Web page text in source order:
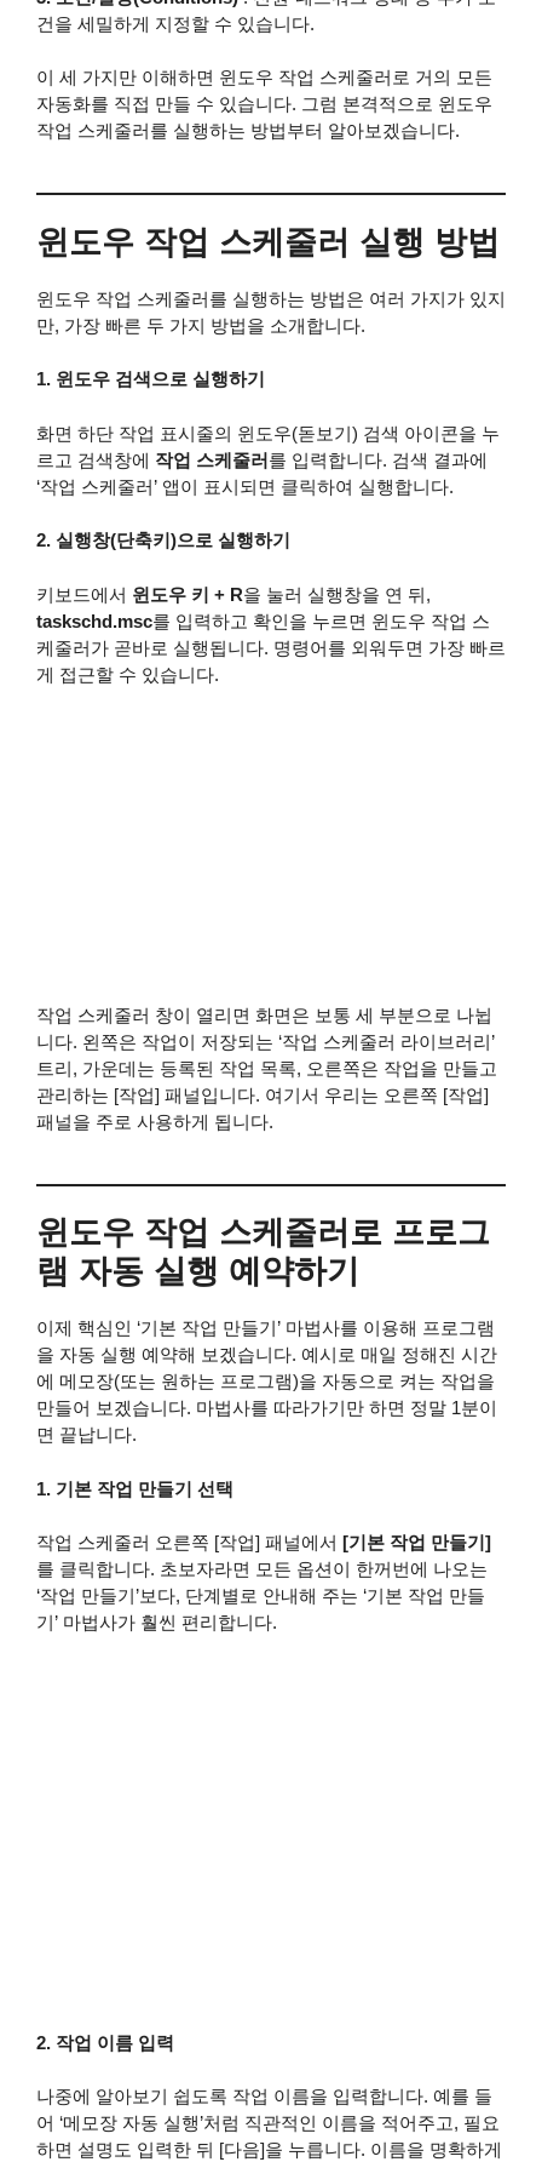
건을 세밀하게 지정할 수 있습니다.
이 세 가지만 이해하면 윈도우 작업 스케줄러로 거의 모든
자동화를 직접 만들 수 있습니다. 그럼 본격적으로 윈도우
작업 스케줄러를 실행하는 방법부터 알아보겠습니다.
윈도우 작업 스케줄러 실행 방법
윈도우 작업 스케줄러를 실행하는 방법은 여러 가지가 있지
만, 가장 빠른 두 가지 방법을 소개합니다.
1. 윈도우 검색으로 실행하기
화면 하단 작업 표시줄의 윈도우(돋보기) 검색 아이콘을 누
르고 검색창에 작업 스케줄러를 입력합니다. 검색 결과에
‘작업 스케줄러’ 앱이 표시되면 클릭하여 실행합니다.
2. 실행창(단축키)으로 실행하기
키보드에서 윈도우 키 + R을 눌러 실행창을 연 뒤,
taskschd.msc를 입력하고 확인을 누르면 윈도우 작업 스
케줄러가 곧바로 실행됩니다. 명령어를 외워두면 가장 빠르
게 접근할 수 있습니다.
작업 스케줄러 창이 열리면 화면은 보통 세 부분으로 나뉩
니다. 왼쪽은 작업이 저장되는 ‘작업 스케줄러 라이브러리’
트리, 가운데는 등록된 작업 목록, 오른쪽은 작업을 만들고
관리하는 [작업] 패널입니다. 여기서 우리는 오른쪽 [작업]
패널을 주로 사용하게 됩니다.
윈도우 작업 스케줄러로 프로그
램 자동 실행 예약하기
이제 핵심인 ‘기본 작업 만들기’ 마법사를 이용해 프로그램
을 자동 실행 예약해 보겠습니다. 예시로 매일 정해진 시간
에 메모장(또는 원하는 프로그램)을 자동으로 켜는 작업을
만들어 보겠습니다. 마법사를 따라가기만 하면 정말 1분이
면 끝납니다.
1. 기본 작업 만들기 선택
작업 스케줄러 오른쪽 [작업] 패널에서 [기본 작업 만들기]
를 클릭합니다. 초보자라면 모든 옵션이 한꺼번에 나오는
‘작업 만들기’보다, 단계별로 안내해 주는 ‘기본 작업 만들
기’ 마법사가 훨씬 편리합니다.
2. 작업 이름 입력
나중에 알아보기 쉽도록 작업 이름을 입력합니다. 예를 들
어 ‘메모장 자동 실행’처럼 직관적인 이름을 적어주고, 필요
하면 설명도 입력한 뒤 [다음]을 누릅니다. 이름을 명확하게